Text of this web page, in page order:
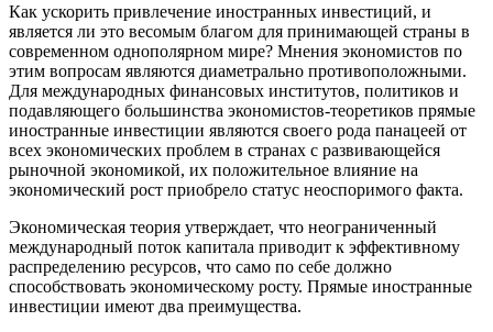
Как ускорить привлечение иностранных инвестиций, и
является ли это весомым благом для принимающей страны в
современном однополярном мире? Мнения экономистов по
этим вопросам являются диаметрально противоположными.
Для международных финансовых институтов, политиков и
подавляющего большинства экономистов-теоретиков прямые
иностранные инвестиции являются своего рода панацеей от
всех экономических проблем в странах с развивающейся
рыночной экономикой, их положительное влияние на
экономический рост приобрело статус неоспоримого факта.
Экономическая теория утверждает, что неограниченный
международный поток капитала приводит к эффективному
распределению ресурсов, что само по себе должно
способствовать экономическому росту. Прямые иностранные
инвестиции имеют два преимущества.